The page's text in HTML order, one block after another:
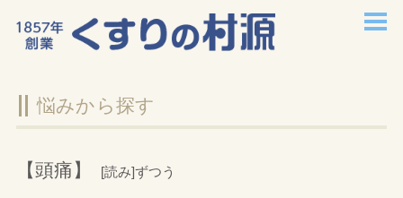
企業情報
店舗案内
悩みから探す
【頭痛】 [読み]ずつう